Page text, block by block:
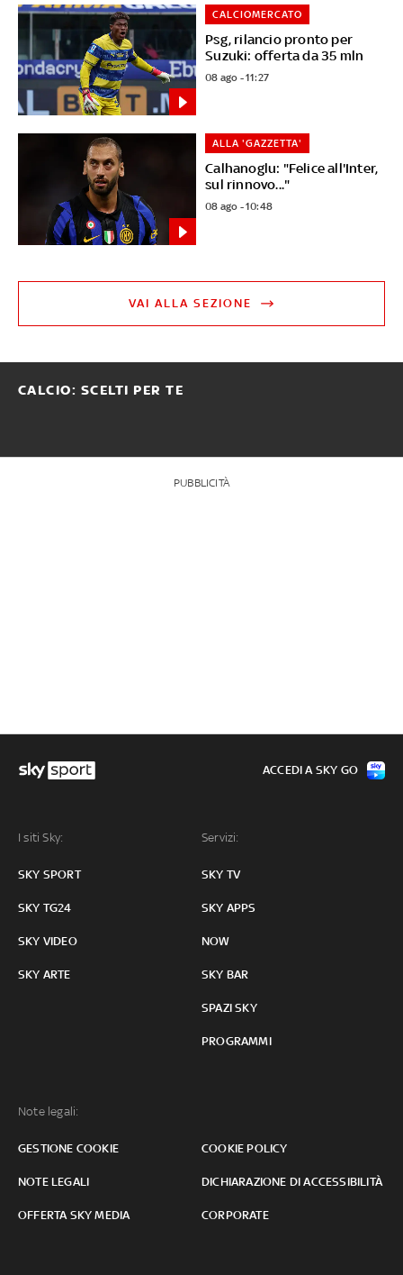
Psg, rilancio pronto per
Suzuki: offerta da 35 mln
CALCIOMERCATO
08 ago - 11:27
Calhanoglu: "Felice all'Inter,
sul rinnovo..."
ALLA 'GAZZETTA'
08 ago - 10:48
VAI ALLA SEZIONE
CALCIO: SCELTI PER TE
PUBBLICITÀ
I siti Sky:
SKY SPORT
SKY TG24
SKY VIDEO
SKY ARTE
Servizi:
SKY TV
SKY APPS
NOW
SKY BAR
SPAZI SKY
PROGRAMMI
Note legali:
GESTIONE COOKIE COOKIE POLICY
NOTE LEGALI DICHIARAZIONE DI ACCESSIBILITÀ
OFFERTA SKY MEDIA CORPORATE
ACCEDI A SKY GO